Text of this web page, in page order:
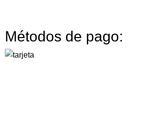
Métodos de pago: